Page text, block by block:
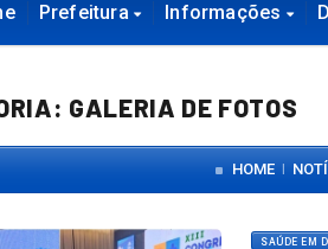
Prefeitura Informações
GALERIA DE FOTOS
HOME|
SAÚDE EM